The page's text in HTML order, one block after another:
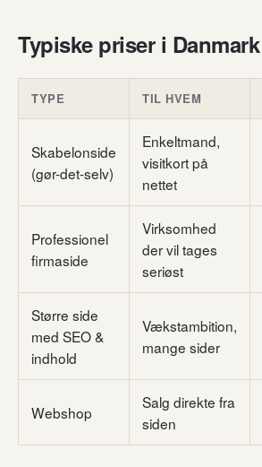
Typiske priser i Danmark
TYPE TIL HVEM
Skabelonside
(gør-det-selv)
Enkeltmand,
visitkort på
nettet
Professionel
firmaside
Virksomhed
der vil tages
seriøst
Større side
med SEO &
indhold
Vækstambition,
mange sider
Webshop
Salg direkte fra
siden